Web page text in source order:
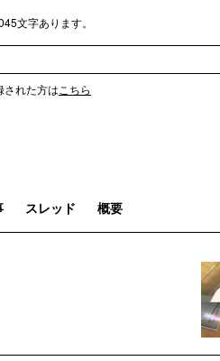
文字あります。
された方は こちら
スレッド 概要